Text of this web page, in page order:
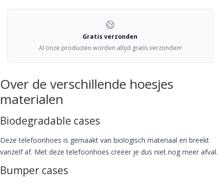
Gratis verzonden
Al onze producten worden altijd gratis verzonden!
Over de verschillende hoesjes
materialen
Biodegradable cases
Deze telefoonhoes is gemaakt van biologisch materiaal en breekt
vanzelf af. Met deze telefoonhoes creëer je dus niet nog meer afval.
Bumper cases